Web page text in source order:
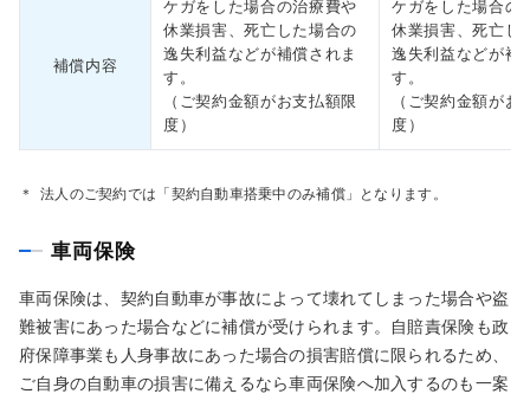
補償内容
ケガをした場合の治療費や
休業損害、死亡した場合の
逸失利益などが補償されま
す。
（ご契約金額がお支払額限
度）
ケガをした場合の
休業損害、死亡し
逸失利益などが補
す。
（ご契約金額がお
度）
＊ 法人のご契約では「契約自動車搭乗中のみ補償」となります。
車両保険
車両保険は、契約自動車が事故によって壊れてしまった場合や盗
難被害にあった場合などに補償が受けられます。自賠責保険も政
府保障事業も人身事故にあった場合の損害賠償に限られるため、
ご自身の自動車の損害に備えるなら車両保険へ加入するのも一案